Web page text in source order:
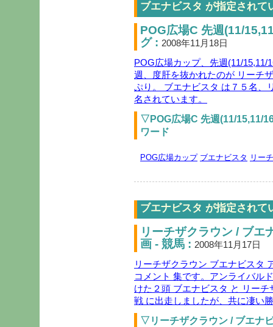
ブエナビスタ が指定されて
POG広場C 先週(11/
グ : 2008年11月18日
POG広場カップ、先週(11/
週、度肝を抜かれたのが リーチ
ぷり。 ブエナビスタ は７５名、
名されています。
▽POG広場C 先週(11/15,11/
ワード
POG広場カップ ブエナビスタ リー
ブエナビスタ が指定されて
リーチザクラウン / ブエ
画 - 競馬 : 2008年11月17日
リーチザクラウン ブエナビスタ
コメント 集です。アンライバル
けた２頭 ブエナビスタ と リー
戦 に出走しましたが、共に凄い
▽リーチザクラウン / ブエナ